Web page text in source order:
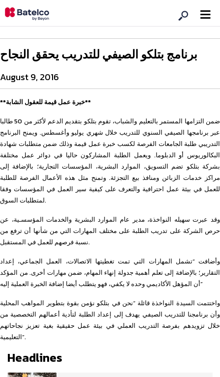
برنامج بتلكو الصيفي للتدريب يحقق النجاح
August 9, 2016
**خبرة عمل قيمة للعقول الشابة**
ضمن التزامها المستمر بالتعليم والشباب، تقوم بتلكو بتقديم الدعم لأكثر من 50 طالبا
عبر برنامجها الصيفي السنوي للتدريب خلال شهري يوليو وأغسطس. ويمنح البرنامج
التدريبي طلبة الجامعات الفرصة لكسب خبرة عمل قيمة وذلك ضمن متطلبات شهادة
البكالوريوس أو الدبلوما. ويعمل الطلبة المشاركون حاليا في دوائر عمل مختلفة
بشركة بتلكو تضم التسويق، الموارد البشرية، المؤسسات التجارية؛ بالإضافة إلى
مراكز خدمات الزبائن ومنافذ بيع التجزئة. وتمنح مثل هذه الأعمال الفرصة للطلبة
للعمل في بيئة عمل احترافية والتعرف على كيفية سير العمل في المؤسسات وفقا
لمتطلبات السوق.
وقد عبرت سهيله النواخذة، مدير عام الموارد البشرية والخدمات المؤسسـية، عن
حرص الشركة على تدريب الطلبة على مختلف المهارات التي من شأنها أن ترفع من
نسبة فرصهم للعمل في المستقبل.
وأضافت “تشمل المهارات التي تمت تغطيتها الاتصالات، العمل الجماعي، إعداد
التقارير؛ بالإضافة إلى تعلم أهمية جدولة إنهاء المهام، ضمن مهارات أخرى. من المؤكد
أن المؤهل الأكاديمي وحده لا يكفي، فهو يتطلب أيضا إضافة الخبرة العملية إليه”
واختتمت السيدة النواخذة قائلة “نحن في بتلكو نؤمن بقوة بتطوير المواهب المحلية
وأن برنامجنا للتدريب الصيفي يهدف إلى إعداد الطلبة لتأدية أعمالهم التخصصية من
خلال تزويدهم بفرصة التدريب العملي في بيئة عمل حقيقية بغية تعزيز نجاحاتهم
التعليمية”.
Headlines